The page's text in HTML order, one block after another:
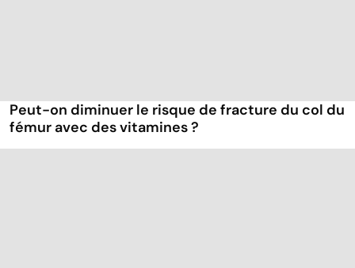
Peut-on diminuer le risque de fracture du col du
fémur avec des vitamines ?